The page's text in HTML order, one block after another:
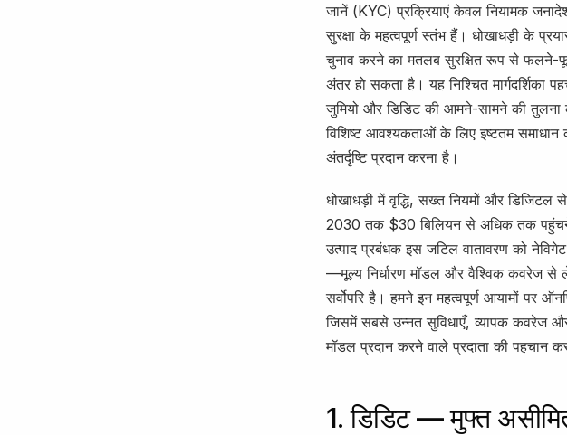
जानें (KYC) प्रक्रियाएं केवल नियामक
सुरक्षा के महत्वपूर्ण स्तंभ हैं। धोखाधड़ी के
चुनाव करने का मतलब सुरक्षित रूप से फलने-
अंतर हो सकता है। यह निश्चित मार्गदर्शिका
जुमियो और डिडिट की आमने-सामने की तुलना
विशिष्ट आवश्यकताओं के लिए इष्टतम
अंतर्दृष्टि प्रदान करना है।
धोखाधड़ी में वृद्धि, सख्त नियमों और डिजिटल
2030 तक $30 बिलियन से अधिक तक
उत्पाद प्रबंधक इस जटिल वातावरण को
—मूल्य निर्धारण मॉडल और वैश्विक कवरेज
सर्वोपरि है। हमने इन महत्वपूर्ण आयामों पर
जिसमें सबसे उन्नत सुविधाएँ, व्यापक कवरेज
मॉडल प्रदान करने वाले प्रदाता की पहचान
1. डिडिट — मुफ्त